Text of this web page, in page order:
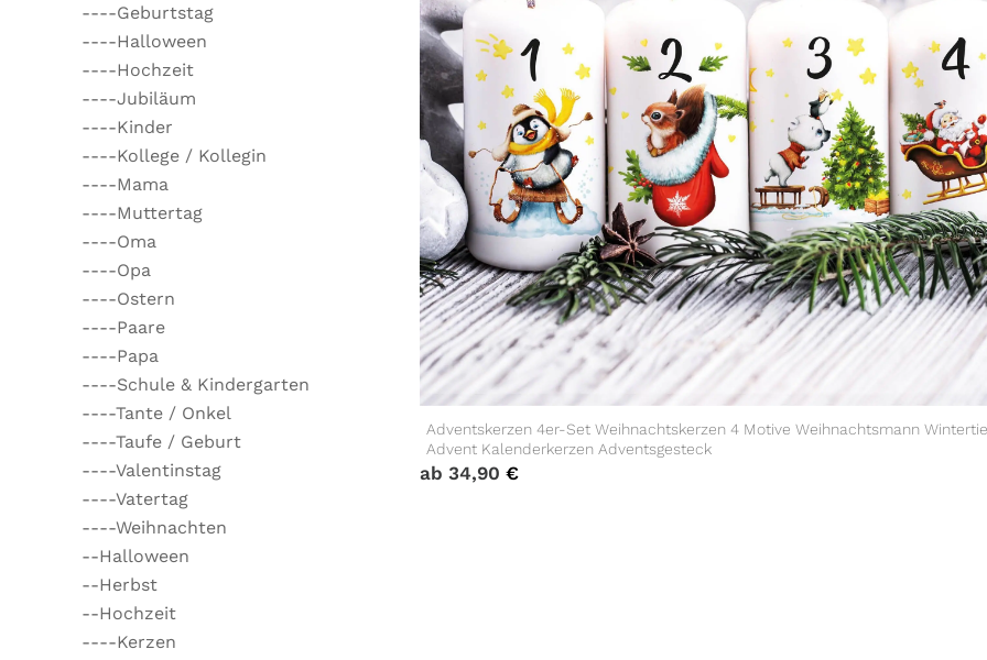
----Geburtstag
----Halloween
----Hochzeit
----Jubiläum
----Kinder
----Kollege / Kollegin
----Mama
----Muttertag
----Oma
----Opa
----Ostern
----Paare
----Papa
----Schule & Kindergarten
----Tante / Onkel
----Taufe / Geburt
----Valentinstag
----Vatertag
----Weihnachten
--Halloween
--Herbst
--Hochzeit
----Kerzen
Adventskerzen 4er-Set Weihnachtskerzen 4 Motive Weihnachtsmann
Advent Kalenderkerzen Adventsgesteck
ab 34,90 €